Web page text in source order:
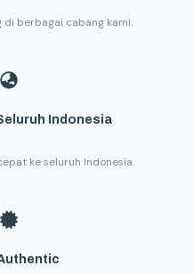
di berbagai cabang kami.
Indonesia
ke seluruh Indonesia.